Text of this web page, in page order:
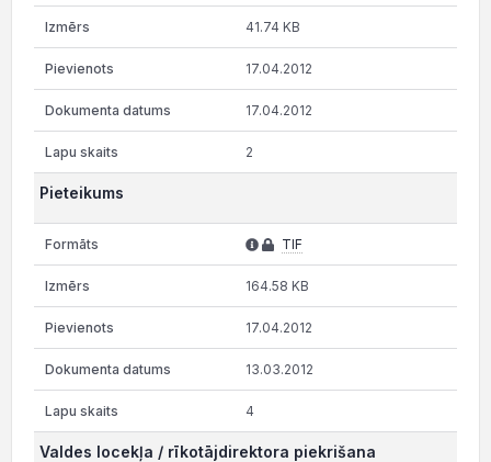
41.74 KB
17.04.2012
17.04.2012
2
Pieteikums
TIF
164.58 KB
17.04.2012
13.03.2012
4
Valdes locekļa / rīkotājdirektora piekrišana